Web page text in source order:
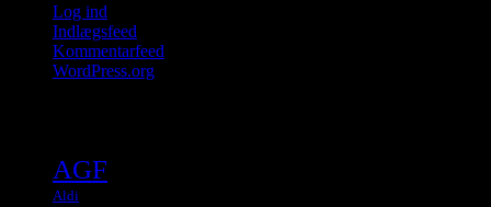
Log ind
Indlægsfeed
Kommentarfeed
WordPress.org
AGF
Aldi